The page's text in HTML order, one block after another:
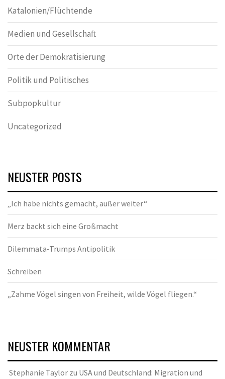
Katalonien/Flüchtende
Medien und Gesellschaft
Orte der Demokratisierung
Politik und Politisches
Subpopkultur
Uncategorized
NEUSTER POSTS
„Ich habe nichts gemacht, außer weiter“
Merz backt sich eine Großmacht
Dilemmata-Trumps Antipolitik
Schreiben
„Zahme Vögel singen von Freiheit, wilde Vögel fliegen.“
NEUSTER KOMMENTAR
Stephanie Taylor zu USA und Deutschland: Migration und